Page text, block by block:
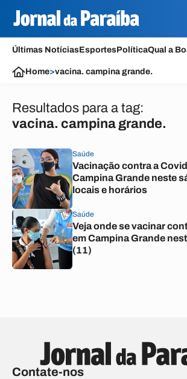
Últimas NotíciasEsportesPolíticaQual a
Home>vacina. campina grande.
Resultados para a tag:
vacina. campina grande.
Saúde
Vacinação contra a
Campina Grande neste
locais e horários
Saúde
Veja onde se vacinar
em Campina Grande
(11)
Contate-nos